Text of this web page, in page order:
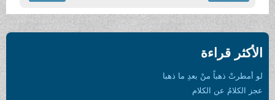
الأكثر قراءة
لو أمطرتْ ذهباً منْ بعدِ ما ذهبا
عجز الكلامُ عن الكلام